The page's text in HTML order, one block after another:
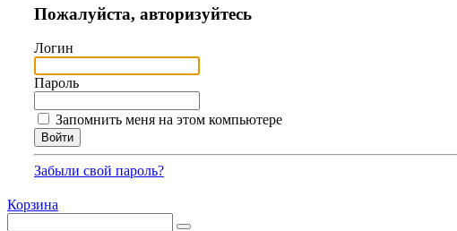
Пожалуйста, авторизуйтесь
Логин
Пароль
Запомнить меня на этом компьютере
Забыли свой пароль?
Корзина